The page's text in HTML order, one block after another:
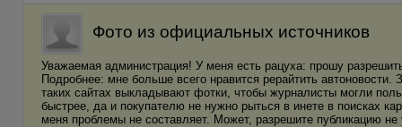
Фото из официальных источников
Уважаемая администрация! У меня есть рацуха: прошу
Подробнее: мне больше всего нравится рерайтить
таких сайтах выкладывают фотки, чтобы журналисты могли
быстрее, да и покупателю не нужно рыться в инете в поисках
меня проблемы не составляет. Может, разрешите публикацию